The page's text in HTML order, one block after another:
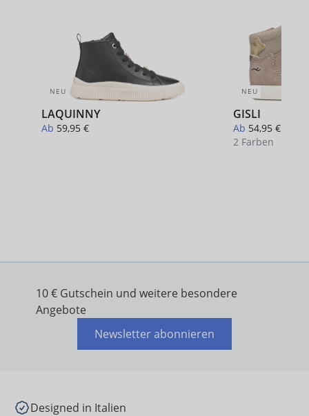
NEU
LAQUINNY
Ab 59,95 €
NEU
GISLI
Ab 54,95 €
2 Farben
10 € Gutschein und weitere besondere
Angebote
Newsletter abonnieren
Designed in Italien